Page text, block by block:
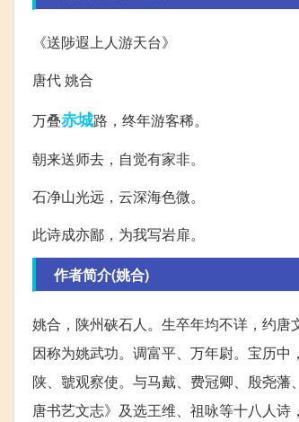
《送陟遐上人游天台》
唐代 姚合
万叠赤城路，终年游客稀。
朝来送师去，自觉有家非。
石净山光远，云深海色微。
此诗成亦鄙，为我写岩扉。
作者简介(姚合)
姚合，陕州硖石人。生卒年均不详，约
因称为姚武功。调富平、万年尉。宝历
陕、虢观察使。与马戴、费冠卿、殷尧
唐书艺文志》及选王维、祖咏等十八人